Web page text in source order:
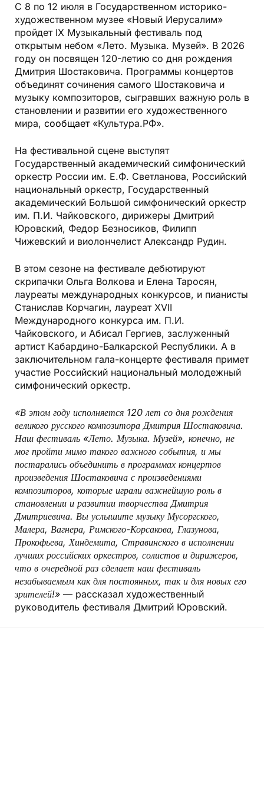
С 8 по 12 июля в Государственном историко-
художественном музее «Новый Иерусалим»
пройдет IX Музыкальный фестиваль под
открытым небом «Лето. Музыка. Музей». В 2026
году он посвящен 120-летию со дня рождения
Дмитрия Шостаковича. Программы концертов
объединят сочинения самого Шостаковича и
музыку композиторов, сыгравших важную роль в
становлении и развитии его художественного
мира, сообщает«Культура.РФ».
На фестивальной сцене выступят
Государственный академический симфонический
оркестр России им. Е.Ф. Светланова, Российский
национальный оркестр, Государственный
академический Большой симфонический оркестр
им. П.И. Чайковского, дирижеры Дмитрий
Юровский, Федор Безносиков, Филипп
Чижевский и виолончелист Александр Рудин.
В этом сезоне на фестивале дебютируют
скрипачки Ольга Волкова и Елена Таросян,
лауреаты международных конкурсов, и пианисты
Станислав Корчагин, лауреат XVII
Международного конкурса им. П.И.
Чайковского, и Абисал Гергиев, заслуженный
артист Кабардино-Балкарской Республики. А в
заключительном гала-концерте фестиваля примет
участие Российский национальный молодежный
симфонический оркестр.
«В этом году исполняется 120 лет со дня рождения
великого русского композитора Дмитрия Шостаковича.
Наш фестиваль «Лето. Музыка. Музей», конечно, не
мог пройти мимо такого важного события, и мы
постарались объединить в программах концертов
произведения Шостаковича с произведениями
композиторов, которые играли важнейшую роль в
становлении и развитии творчества Дмитрия
Дмитриевича. Вы услышите музыку Мусоргского,
Малера, Вагнера, Римского-Корсакова, Глазунова,
Прокофьева, Хиндемита, Стравинского в исполнении
лучших российских оркестров, солистов и дирижеров,
что в очередной раз сделает наш фестиваль
незабываемым как для постоянных, так и для новых его
зрителей!» — рассказал художественный
руководитель фестиваля Дмитрий Юровский.